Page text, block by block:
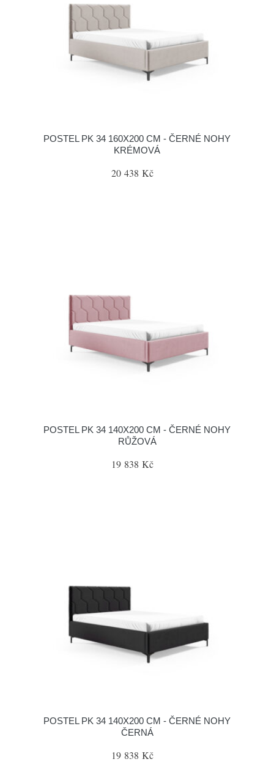
POSTEL PK 34 160X200 CM - ČERNÉ NOHY
KRÉMOVÁ
20 438 Kč
POSTEL PK 34 140X200 CM - ČERNÉ NOHY
RŮŽOVÁ
19 838 Kč
POSTEL PK 34 140X200 CM - ČERNÉ NOHY
ČERNÁ
19 838 Kč